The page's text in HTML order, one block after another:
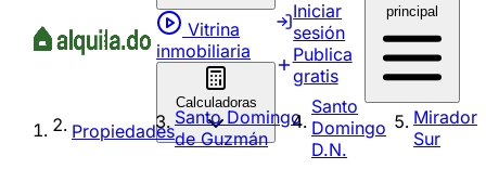
Vitrina
inmobiliaria
Calculadoras
Iniciar
sesión
Publica
gratis
principal
Propiedades
Santo Domingo
de Guzmán
Santo
Domingo
D.N.
Mirador
Sur